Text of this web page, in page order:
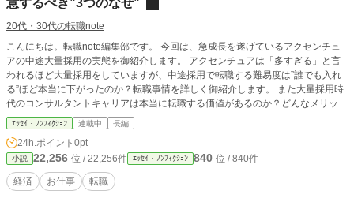
意するべき”3つのなぜ”
20代・30代の転職note
こんにちは。転職note編集部です。 今回は、急成長を遂げているアクセンチュ
アの中途大量採用の実態を御紹介します。 アクセンチュアは「多すぎる」と言
われるほど大量採用をしていますが、中途採用で転職する難易度は”誰でも入れ
る”ほど本当に下がったのか？転職事情を詳しく御紹介します。 また大量採用時
代のコンサルタントキャリアは本当に転職する価値があるのか？どんなメリット
があるのか？まだまだ中途転職は厳しいのか？転職する時の注意点をコンサルテ
ィングファームで実際に働いた経験をもとに紹介しているので、ぜひ参考にして
ください。
ｴｯｾｲ・ﾉﾝﾌｨｸｼｮﾝ 連載中 長編
24h.ポイント 0pt
小説 22,256 位 / 22,256件 ｴｯｾｲ・ﾉﾝﾌｨｸｼｮﾝ 840 位 / 840件
経済 お仕事 転職